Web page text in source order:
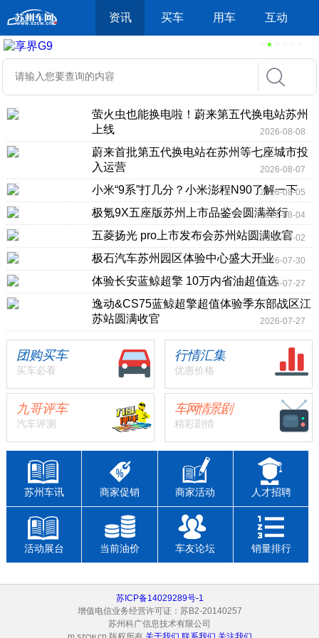
资讯 买车 用车 互动
萤火虫也能换电啦！蔚来第五代换电站苏州
上线
2026-08-08
蔚来首批第五代换电站在苏州等七座城市投
入运营
2026-08-07
小米“9系”打几分？小米澎程N90了解一下
2026-08-05
极氪9X五座版苏州上市品鉴会圆满举行
2026-08-04
五菱扬光 pro上市发布会苏州站圆满收官
2026-08-02
极石汽车苏州园区体验中心盛大开业2026-07-30
体验长安蓝鲸超擎 10万内省油超值选2026-07-27
逸动&CS75蓝鲸超擎超值体验季东部战区江
苏站圆满收官
2026-07-27
团购买车
买车必看
行情汇集
优惠价格
九哥评车
汽车评测
车网情景剧
精彩剧情
苏州车讯 商家促销 商家活动 人才招聘
活动展台 当前油价 车友论坛 销量排行
苏ICP备14029289号-1
增值电信业务经营许可证：苏B2-20140257
苏州科广信息技术有限公司